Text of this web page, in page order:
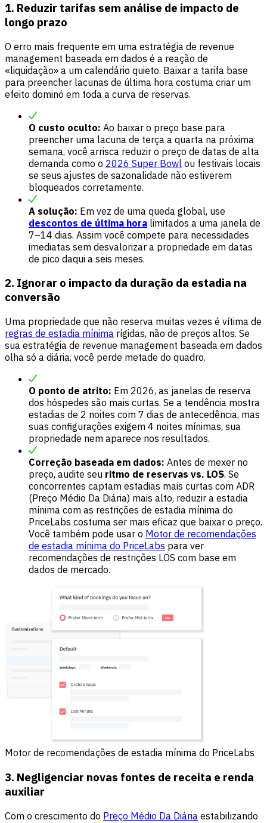
1. Reduzir tarifas sem análise de impacto de
longo prazo
O erro mais frequente em uma estratégia de revenue
management baseada em dados é a reação de
«liquidação» a um calendário quieto. Baixar a tarifa base
para preencher lacunas de última hora costuma criar um
efeito dominó em toda a curva de reservas.
O custo oculto: Ao baixar o preço base para
preencher uma lacuna de terça a quarta na próxima
semana, você arrisca reduzir o preço de datas de alta
demanda como o 2026 Super Bowl ou festivais locais
se seus ajustes de sazonalidade não estiverem
bloqueados corretamente.
A solução: Em vez de uma queda global, use
descontos de última hora limitados a uma janela de
7–14 dias. Assim você compete para necessidades
imediatas sem desvalorizar a propriedade em datas
de pico daqui a seis meses.
2. Ignorar o impacto da duração da estadia na
conversão
Uma propriedade que não reserva muitas vezes é vítima de
regras de estadia mínima rígidas, não de preços altos. Se
sua estratégia de revenue management baseada em dados
olha só a diária, você perde metade do quadro.
O ponto de atrito: Em 2026, as janelas de reserva
dos hóspedes são mais curtas. Se a tendência mostra
estadias de 2 noites com 7 dias de antecedência, mas
suas configurações exigem 4 noites mínimas, sua
propriedade nem aparece nos resultados.
Correção baseada em dados: Antes de mexer no
preço, audite seu ritmo de reservas vs. LOS. Se
concorrentes captam estadias mais curtas com ADR
(Preço Médio Da Diária) mais alto, reduzir a estadia
mínima com as restrições de estadia mínima do
PriceLabs costuma ser mais eficaz que baixar o preço.
Você também pode usar o Motor de recomendações
de estadia mínima do PriceLabs para ver
recomendações de restrições LOS com base em
dados de mercado.
Motor de recomendações de estadia mínima do PriceLabs
3. Negligenciar novas fontes de receita e renda
auxiliar
Com o crescimento do Preço Médio Da Diária estabilizando